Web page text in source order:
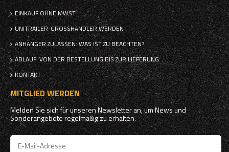
EINKAUF OHNE MWST.
UNITRAILER-GROSSHÄNDLER WERDEN
ANHÄNGER ZULASSEN: WAS IST ZU BEACHTEN?
ABLAUF: VON DER BESTELLUNG BIS ZUR LIEFERUNG
KONTAKT
MITGLIED WERDEN
Melden Sie sich für unseren Newsletter an, um News und
Sonderangebote regelmäßig zu erhalten.